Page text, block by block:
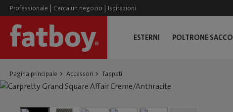
Professionale | Cerca un negozio | Ispirazioni
ESTERNI POLTRONE SACCO
Pagina principale Accessori Tappeti